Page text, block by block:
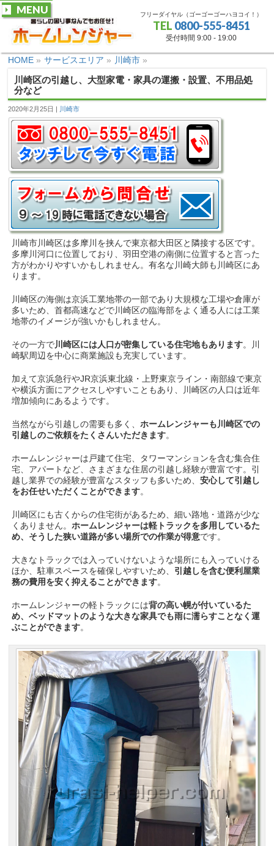
フリーダイヤル（ゴーゴーゴーハヨコイ！）
TEL 0800-555-8451
受付時間 9:00 - 19:00
MENU
HOME » サービスエリア » 川崎市 »
川崎区の引越し、大型家電・家具の運搬・設置、不用品処
分など
2020年2月25日 川崎市
川崎市川崎区は多摩川を挟んで東京都大田区と隣接する区です。
多摩川河口に位置しており、羽田空港の南側に位置すると言った
方がわかりやすいかもしれません。有名な川崎大師も川崎区にあ
ります。
川崎区の海側は京浜工業地帯の一部であり大規模な工場や倉庫が
多いため、首都高速などで川崎区の臨海部をよく通る人には工業
地帯のイメージが強いかもしれません。
その一方で川崎区には人口が密集している住宅地もあります。川
崎駅周辺を中心に商業施設も充実しています。
加えて京浜急行やJR京浜東北線・上野東京ライン・南部線で東京
や横浜方面にアクセスしやすいこともあり、川崎区の人口は近年
増加傾向にあるようです。
当然ながら引越しの需要も多く、ホームレンジャーも川崎区での
引越しのご依頼をたくさんいただきます。
ホームレンジャーは戸建て住宅、タワーマンションを含む集合住
宅、アパートなど、さまざまな住居の引越し経験が豊富です。引
越し業界での経験が豊富なスタッフも多いため、安心して引越し
をお任せいただくことができます。
川崎区にも古くからの住宅街があるため、細い路地・道路が少な
くありません。ホームレンジャーは軽トラックを多用しているた
め、そうした狭い道路が多い場所での作業が得意です。
大きなトラックでは入っていけないような場所にも入っていける
ほか、駐車スペースを確保しやすいため、 引越しを含む便利屋業
務の費用を安く抑えることができます。
ホームレンジャーの軽トラックには背の高い幌が付いているた
め、ベッドマットのような大きな家具でも雨に濡らすことなく運
ぶことができます。